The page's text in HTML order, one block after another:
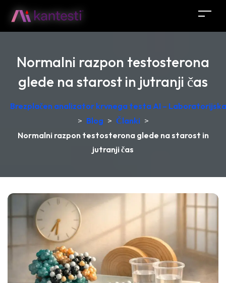
Normalni razpon testosterona
glede na starost in jutranji čas
Brezplačen analizator krvnega testa AI –
> Blog > Članki >
Normalni razpon testosterona glede na starost in
jutranji čas